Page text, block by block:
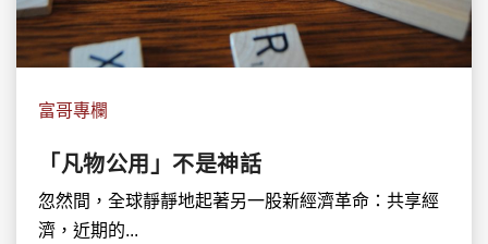
富哥專欄
「凡物公用」不是神話
忽然間，全球靜靜地起著另一股新經濟革命：共享經
濟，近期的...